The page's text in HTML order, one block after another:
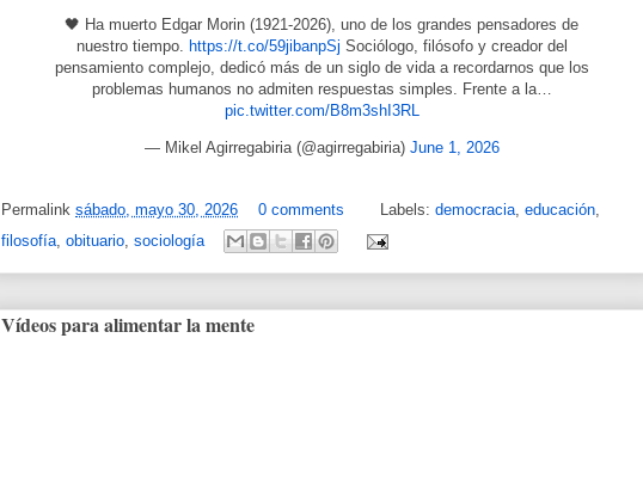
🖤 Ha muerto Edgar Morin (1921-2026), uno de los grandes pensadores de
nuestro tiempo. https://t.co/59jibanpSj Sociólogo, filósofo y creador del
pensamiento complejo, dedicó más de un siglo de vida a recordarnos que los
problemas humanos no admiten respuestas simples. Frente a la…
pic.twitter.com/B8m3shI3RL
— Mikel Agirregabiria (@agirregabiria) June 1, 2026
Permalink sábado, mayo 30, 2026 0 comments Labels: democracia educación
filosofía obituario sociología
Vídeos para alimentar la mente